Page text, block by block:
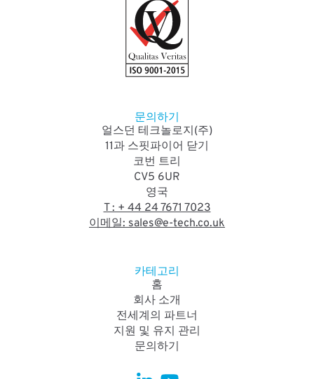
문의하기
얼스던 테크놀로지(주)
11과 스핏파이어 닫기
코번 트리
CV5 6UR
영국
T : + 44 24 7671 7023
이메일: sales@e-tech.co.uk
카테고리
홈
회사 소개
전세계의 파트너
지원 및 유지 관리
문의하기